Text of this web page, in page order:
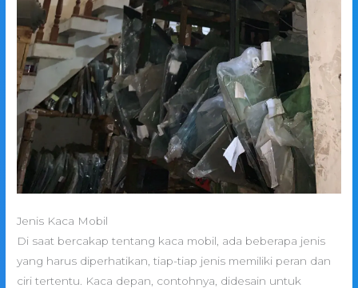
Jenis Kaca Mobil
Di saat bercakap tentang kaca mobil, ada beberapa jenis
yang harus diperhatikan, tiap-tiap jenis memiliki peran dan
ciri tertentu. Kaca depan, contohnya, didesain untuk